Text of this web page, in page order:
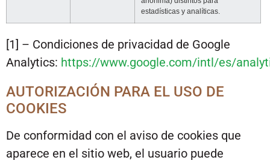
estadísticas y analíticas.
[1] – Condiciones de privacidad de Google
Analytics: https://www.google.com/intl/es/
AUTORIZACIÓN PARA EL USO DE
COOKIES
De conformidad con el aviso de cookies que
aparece en el sitio web, el usuario puede